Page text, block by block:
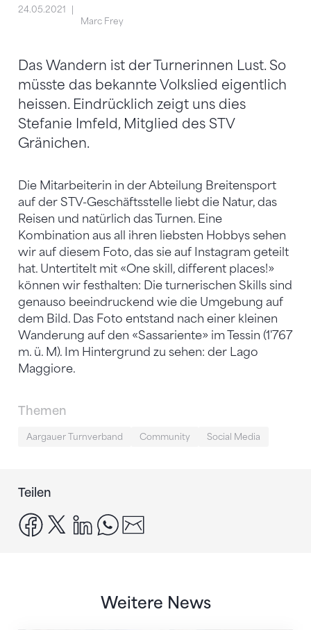
24.05.2021
Marc Frey
Das Wandern ist der Turnerinnen Lust. So
müsste das bekannte Volkslied eigentlich
heissen. Eindrücklich zeigt uns dies
Stefanie Imfeld, Mitglied des STV
Gränichen.
Die Mitarbeiterin in der Abteilung Breitensport
auf der STV-Geschäftsstelle liebt die Natur, das
Reisen und natürlich das Turnen. Eine
Kombination aus all ihren liebsten Hobbys sehen
wir auf diesem Foto, das sie auf Instagram geteilt
hat. Untertitelt mit «One skill, different places!»
können wir festhalten: Die turnerischen Skills sind
genauso beeindruckend wie die Umgebung auf
dem Bild. Das Foto entstand nach einer kleinen
Wanderung auf den «Sassariente» im Tessin (1'767
m. ü. M). Im Hintergrund zu sehen: der Lago
Maggiore.
Themen
Aargauer Turnverband Community Social Media
Teilen
facebook
x linkedinwhatsapp
Weitere News